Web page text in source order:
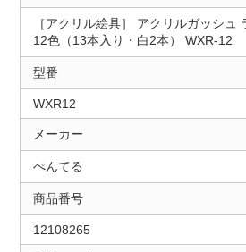
［アクリル絵具］ アクリルガッシュ
12色（13本入り・白2本） WXR-12
型番
WXR12
メーカー
ぺんてる
商品番号
12108265